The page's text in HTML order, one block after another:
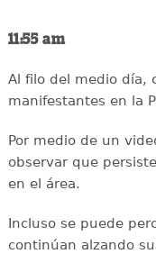
11:55 am
Al filo del medio día,
manifestantes en la
Por medio de un
observar que
en el área.
Incluso se puede
continúan alzando